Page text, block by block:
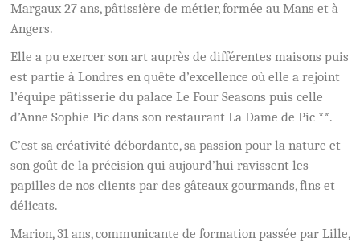
Margaux 27 ans, pâtissière de métier, formée au Mans et à
Angers.
Elle a pu exercer son art auprès de différentes maisons puis
est partie à Londres en quête d’excellence où elle a rejoint
l’équipe pâtisserie du palace Le Four Seasons puis celle
d’Anne Sophie Pic dans son restaurant La Dame de Pic **.
C’est sa créativité débordante, sa passion pour la nature et
son goût de la précision qui aujourd’hui ravissent les
papilles de nos clients par des gâteaux gourmands, fins et
délicats.
Marion, 31 ans, communicante de formation passée par Lille,